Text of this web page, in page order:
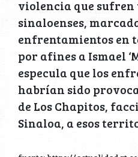
violencia que
sinaloenses,
enfrentamientos en
por afines a Ismael
especula que los
habrían sido
de Los Chapitos,
Sinaloa, a esos